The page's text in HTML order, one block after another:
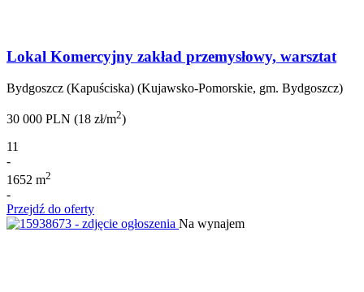
Lokal Komercyjny zakład przemysłowy, warsztat
Bydgoszcz (Kapuściska) (Kujawsko-Pomorskie, gm. Bydgoszcz)
30 000 PLN (18 zł/m2)
11
-
1652 m2
-
Przejdź do oferty
Na wynajem